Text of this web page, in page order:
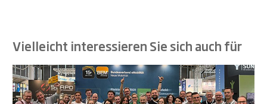
Vielleicht interessieren Sie sich auch für